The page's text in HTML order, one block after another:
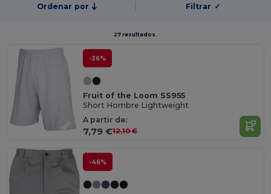
Ordenar por Filtrar ✓
27 resultados.
-36%
Fruit of the Loom SS955
Short Hombre Lightweight
A partir de:
7,79 €12,10 €
-46%